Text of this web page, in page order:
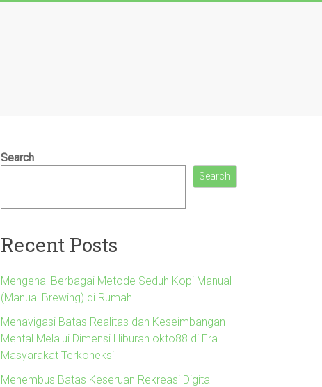
Search
Search
Recent Posts
Mengenal Berbagai Metode Seduh Kopi Manual
(Manual Brewing) di Rumah
Menavigasi Batas Realitas dan Keseimbangan
Mental Melalui Dimensi Hiburan okto88 di Era
Masyarakat Terkoneksi
Menembus Batas Keseruan Rekreasi Digital